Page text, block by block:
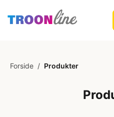
Forside / Produkter